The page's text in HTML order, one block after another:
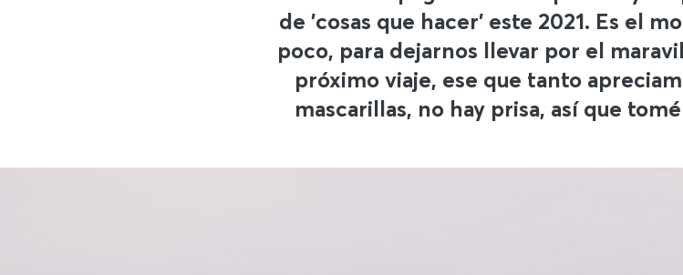
de 'cosas que hacer' este 2021. Es el
poco, para dejarnos llevar por el
próximo viaje, ese que tanto
mascarillas, no hay prisa, así que